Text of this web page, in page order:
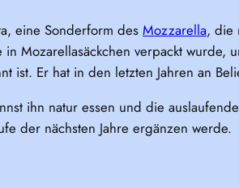
eine Sonderform des Mozzarella, die
in Mozarellasäckchen verpackt wurde,
ist. Er hat in den letzten Jahren an
ihn natur essen und die
der nächsten Jahre ergänzen werde.